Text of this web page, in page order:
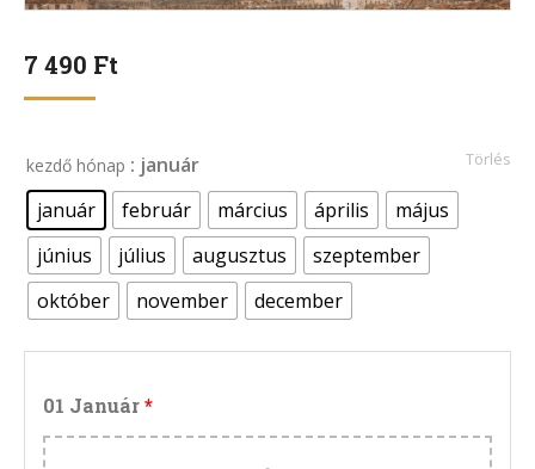
7 490 Ft
kezdő hónap : január
január
február március április
május
június
július augusztus
szeptember
október
november december
Törlés
01 Január